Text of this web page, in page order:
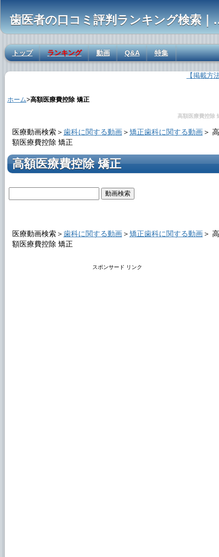
歯医者の口コ
トップ ランキング 動画 Q&A 特集
【掲載方
ホーム>高額医療費控除 矯正
高額医療費控除
医療動画検索＞ 歯科に関する動画＞ 矯正歯科に関する動画＞ 高
額医療費控除 矯正
高額医療費控除 矯正
医療動画検索＞ 歯科に関する動画＞ 矯正歯科に関する動画＞ 高
額医療費控除 矯正
スポンサード リンク